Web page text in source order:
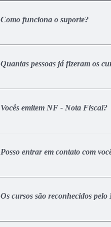
de efetuar a inscrição e
funciona o suporte?
terá acesso ao nosso grupo
especialistas vão analisar
pessoas já fizeram os
pergunta. Atualmente nós
reconhecem a nossa
emitem NF - Nota Fiscal?
Nossas empresas são
entrar em contato com
Você pode enviar um email
cursos são reconhecidos
os nossos cursos são nível